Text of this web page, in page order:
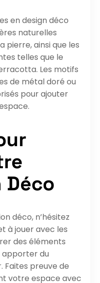
en design déco
naturelles
pierre, ainsi que les
telles que le
Les motifs
de métal doré ou
pour ajouter
déco, n’hésitez
à jouer avec les
des éléments
apporter du
preuve de
votre espace avec